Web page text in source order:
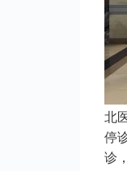
北
停
诊